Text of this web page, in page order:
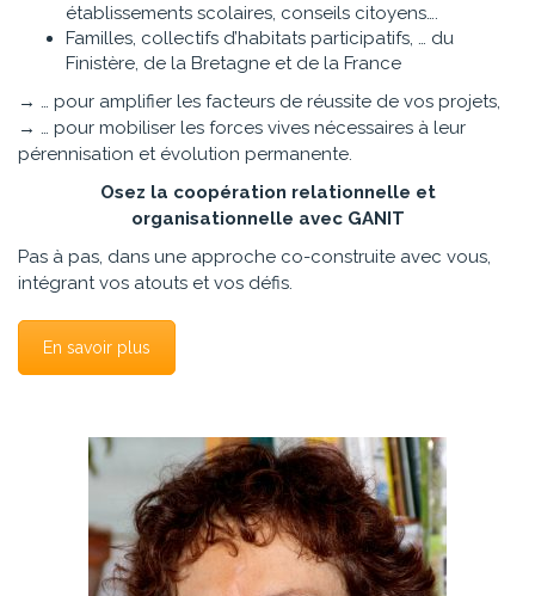
établissements scolaires, conseils citoyens….
Familles, collectifs d’habitats participatifs, … du
Finistère, de la Bretagne et de la France
→ … pour amplifier les facteurs de réussite de vos projets,
→ … pour mobiliser les forces vives nécessaires à leur
pérennisation et évolution permanente.
Osez la coopération relationnelle et
organisationnelle avec GANIT
Pas à pas, dans une approche co-construite avec vous,
intégrant vos atouts et vos défis.
En savoir plus